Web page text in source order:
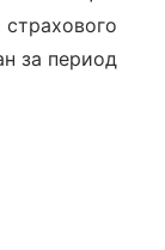
за период